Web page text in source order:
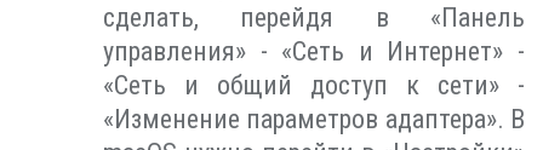
сделать, перейдя в «Панель
управления» - «Сеть и Интернет» -
«Сеть и общий доступ к сети» -
«Изменение параметров адаптера». В